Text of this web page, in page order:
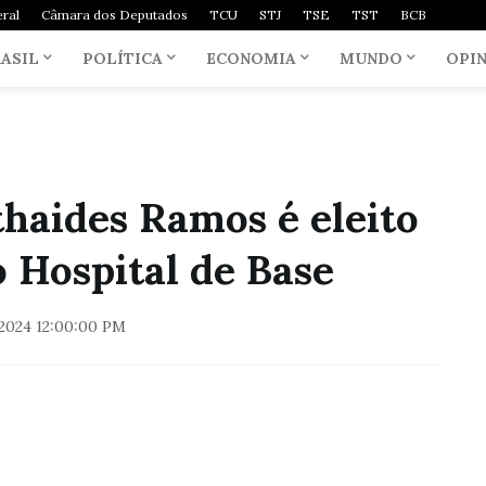
Câmara dos Deputados TCU STJ TSE TST BCB
POLÍTICA ECONOMIA MUNDO
Ramos é eleito
de Base
12:00:00 PM